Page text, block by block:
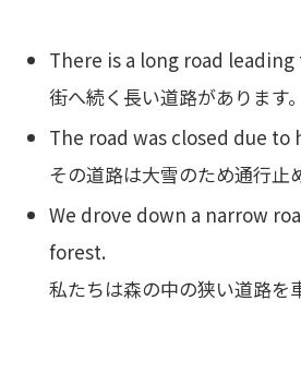
There is a long road
街へ続く長い道路があります。
The road was closed due to
その道路は大雪のため通行止
We drove down a narrow
forest.
私たちは森の中の狭い道路を